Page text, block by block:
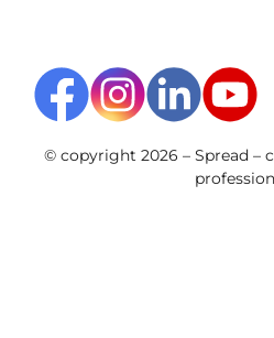
© copyright 2026 – Spread –